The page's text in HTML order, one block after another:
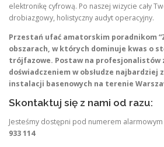
elektronikę cyfrową. Po naszej wizycie cały
drobiazgowy, holistyczny audyt operacyjny.
Przestań ufać amatorskim poradnikom
obszarach, w których dominuje kwas o
trójfazowe. Postaw na profesjonalistów
doświadczeniem w obsłudze najbardziej
instalacji basenowych na terenie
Skontaktuj się z nami od razu:
Jesteśmy dostępni pod numerem
933 114